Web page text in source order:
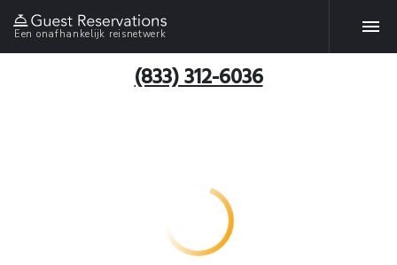
Een onafhankelijk reisnetwerk
(833) 312-6036